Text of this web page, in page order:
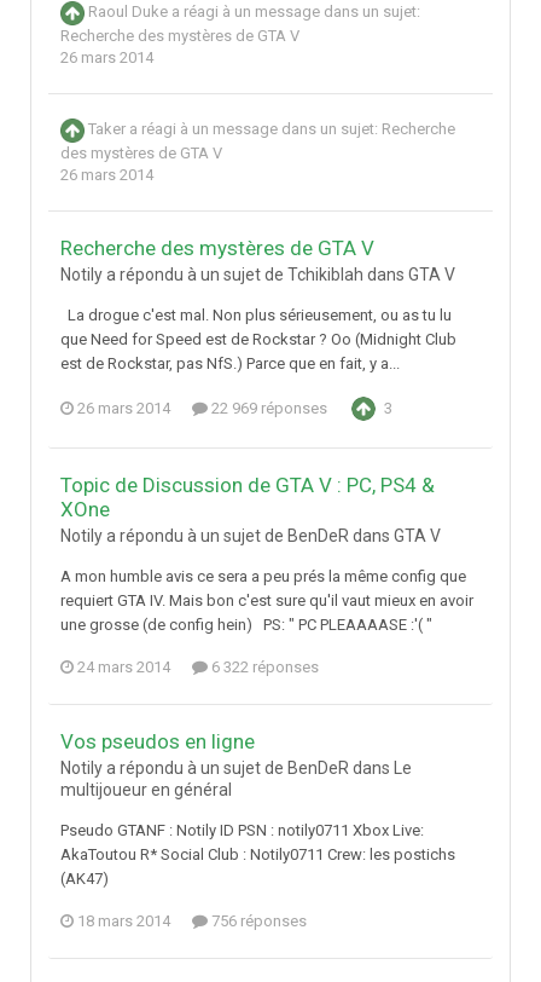
Raoul Duke a réagi à un message dans un sujet:
Recherche des mystères de GTA V
26 mars 2014
Taker a réagi à un message dans un sujet: Recherche
des mystères de GTA V
26 mars 2014
Recherche des mystères de GTA V
Notily a répondu à un sujet de Tchikiblah dans GTA V
La drogue c'est mal. Non plus sérieusement, ou as tu lu
que Need for Speed est de Rockstar ? Oo (Midnight Club
est de Rockstar, pas NfS.) Parce que en fait, y a...
26 mars 2014 22 969 réponses 3
Topic de Discussion de GTA V : PC, PS4 &
XOne
Notily a répondu à un sujet de BenDeR dans GTA V
A mon humble avis ce sera a peu prés la même config que
requiert GTA IV. Mais bon c'est sure qu'il vaut mieux en avoir
une grosse (de config hein) PS: " PC PLEAAAASE :'( "
24 mars 2014 6 322 réponses
Vos pseudos en ligne
Notily a répondu à un sujet de BenDeR dans Le
multijoueur en général
Pseudo GTANF : Notily ID PSN : notily0711 Xbox Live:
AkaToutou R* Social Club : Notily0711 Crew: les postichs
(AK47)
18 mars 2014 756 réponses